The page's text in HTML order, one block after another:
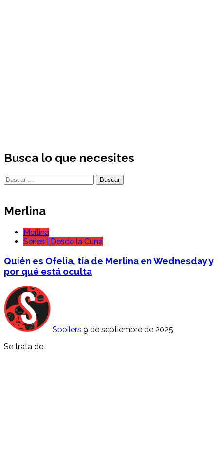
Busca lo que necesites
Buscar:
Merlina
Merlina
Series | Desde la Cuna
Quién es Ofelia, tía de Merlina en Wednesday y
por qué está oculta
Spoilers 9 de septiembre de 2025
Se trata de…